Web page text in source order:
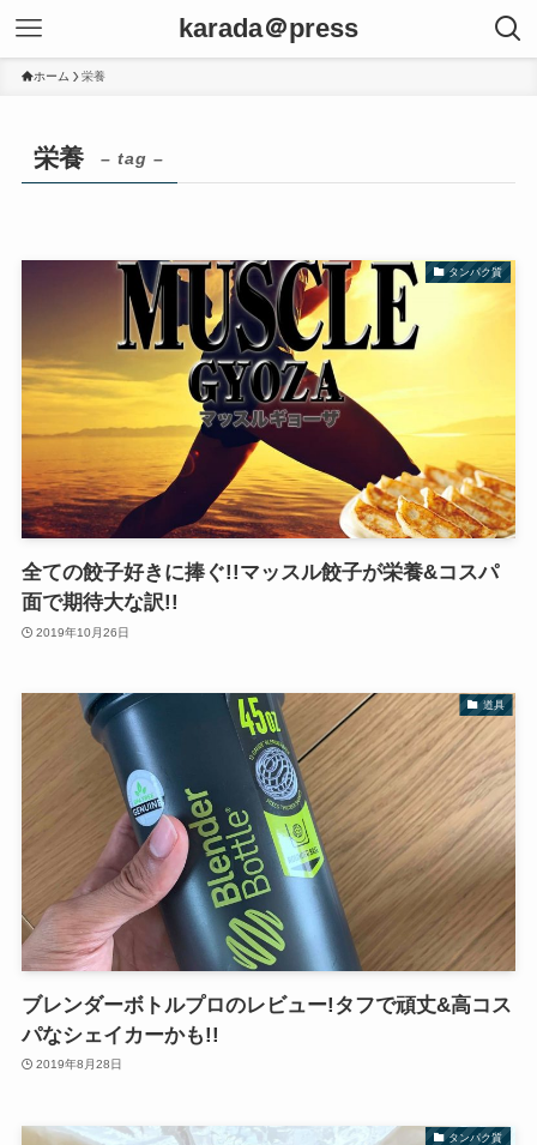
karada＠press
ホーム 栄養
栄養 – tag –
タンパク質
全ての餃子好きに捧ぐ!!マッスル餃子が栄養&コスパ
面で期待大な訳!!
2019年10月26日
道具
ブレンダーボトルプロのレビュー!タフで頑丈&高コス
パなシェイカーかも!!
2019年8月28日
タンパク質